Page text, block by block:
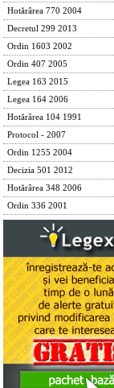
Hotărârea 770 2004
Decretul 299 2013
Ordin 1603 2002
Ordin 407 2005
Legea 163 2015
Legea 164 2006
Hotărârea 104 1991
Protocol - 2007
Ordin 1255 2004
Decizia 501 2012
Hotărârea 348 2006
Ordin 336 2001